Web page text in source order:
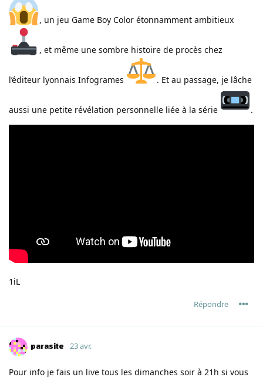
, un jeu Game Boy Color étonnamment ambitieux
, et même une sombre histoire de procès chez
l’éditeur lyonnais Infogrames . Et au passage, je lâche
aussi une petite révélation personnelle liée à la série .
1iL
Répondre
parasite 23 avr.
Pour info je fais un live tous les dimanches soir à 21h si vous